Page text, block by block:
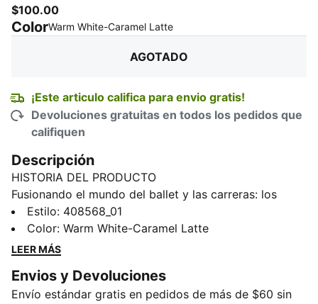
$100.00
ColorWarm White-Caramel Latte:
AGOTADO
¡Este articulo califica para envio gratis!
Devoluciones gratuitas en todos los pedidos que
califiquen
Descripción
HISTORIA DEL PRODUCTO
Fusionando el mundo del ballet y las carreras: los
Speedcat Ballet, inspirados en las ballerinas de
archivo y fusionándolos con el ADN de Speedcat.
Marca tendencia con el perfil bajo y la silueta más
empeine de gamuza y una formstrip decorativa de
pelo de potro con estampado de ciervo.
Estilo: 408568_01
Color: Warm White-Caramel Latte
LEER MÁS
Envios y Devoluciones
Envío estándar gratis en pedidos de más de $60 sin